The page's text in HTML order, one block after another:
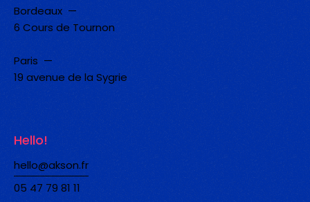
Bordeaux —
6 Cours de Tournon
Paris —
19 avenue de la Sygrie
Hello!
hello@akson.fr
05 47 79 81 11